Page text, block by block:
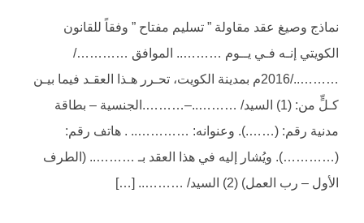
نماذج وصيغ عقد مقاولة ” تسليم مفتاح ” وفقاً للقانون
الكويتي إنـه فـي يــوم ……….. الموافق …………/
………../2016م بمدينة الكويت، تحـرر هـذا العقـد فيما بيـن
كـلٍّ من: (1) السيد/ ………..–……….الجنسية – بطاقة
مدنية رقم: (…….). وعنوانه: ………….. . هاتف رقم:
(…………). ويُشار إليه في هذا العقد بـ ……….. (الطرف
الأول – رب العمل) (2) السيد/ ……….. […]